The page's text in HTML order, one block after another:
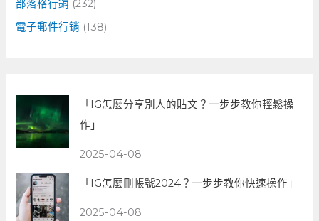
部落格行銷 (232)
電子郵件行銷 (138)
「IG怎麼分享別人的貼文？一步步教你輕鬆操
作」
2025-04-08
「IG怎麼刪帳號2024？一步步教你快速操作」
2025-04-08